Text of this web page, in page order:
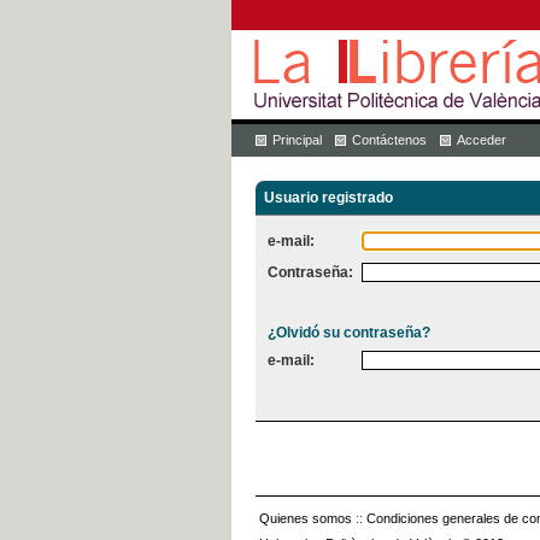
Principal Contáctenos Acceder
Usuario registrado
e-mail:
Contraseña:
¿Olvidó su contraseña?
e-mail:
Quienes somos :: Condiciones generales de